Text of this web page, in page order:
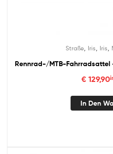
Straße Iris Iris
Rennrad-/MTB-Fahrradsattel
€129,90
In Den